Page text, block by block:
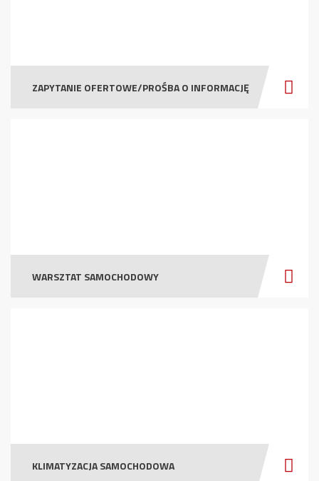
ZAPYTANIE OFERTOWE/PROŚBA O INFORMACJĘ
WARSZTAT SAMOCHODOWY
KLIMATYZACJA SAMOCHODOWA